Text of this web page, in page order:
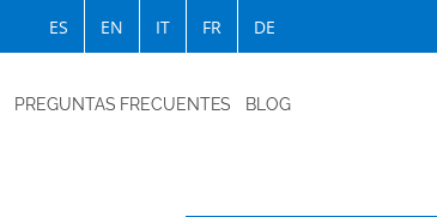
ES EN IT FR DE
PREGUNTAS FRECUENTES BLOG